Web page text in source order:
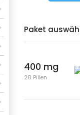
Paket
400 mg
28 Pillen